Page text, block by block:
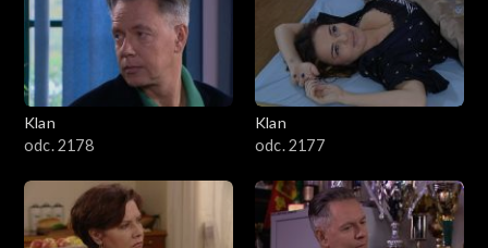
601–700
501–600
401–500
Klan
odc. 2178
Klan
odc. 2177